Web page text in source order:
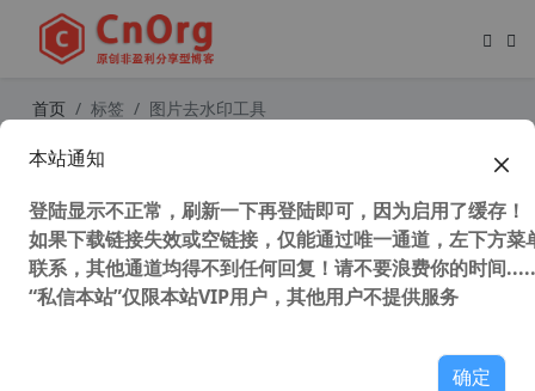
首页 标签 图片去水印工具
本站通知
登陆显示不正常，刷新一下再登陆即可，因为启用了缓存！
如果下载链接失效或空链接，仅能通过唯一通道，左下方菜
联系，其他通道均得不到任何回复！请不要浪费你的时间
“私信本站”仅限本站VIP用户，其他用户不提供服务
确定